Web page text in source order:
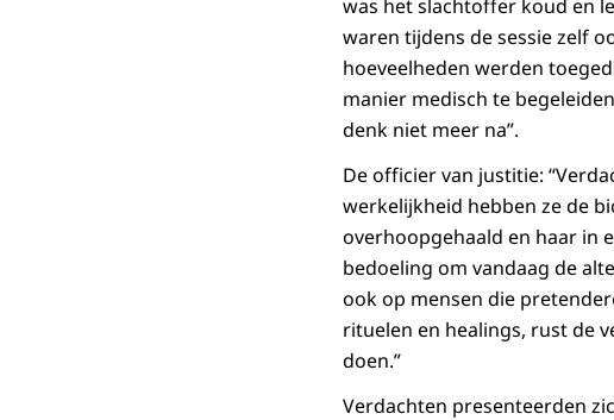
was het slachtoffer koud en
waren tijdens de sessie zelf
hoeveelheden werden
manier medisch te
denk niet meer na”.
De officier van justitie:
werkelijkheid hebben ze de
overhoopgehaald en haar in
bedoeling om vandaag de
ook op mensen die
rituelen en healings, rust de
doen.”
Verdachten presenteerden